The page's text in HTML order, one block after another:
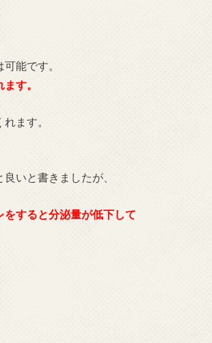
能です。
す。
ます。
いと書きましたが、
すると分泌量が低下して